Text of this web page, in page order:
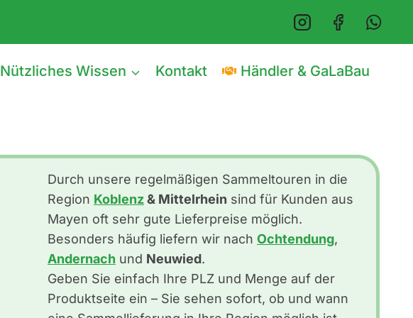
Nützliches Wissen Kontakt Händler & GaLaBau
Durch unsere regelmäßigen Sammeltouren in die
Region Koblenz& Mittelrhein sind für Kunden aus
Mayen oft sehr gute Lieferpreise möglich.
Besonders häufig liefern wir nach Ochtendung,
Andernach und Neuwied.
Geben Sie einfach Ihre PLZ und Menge auf der
Produktseite ein – Sie sehen sofort, ob und wann